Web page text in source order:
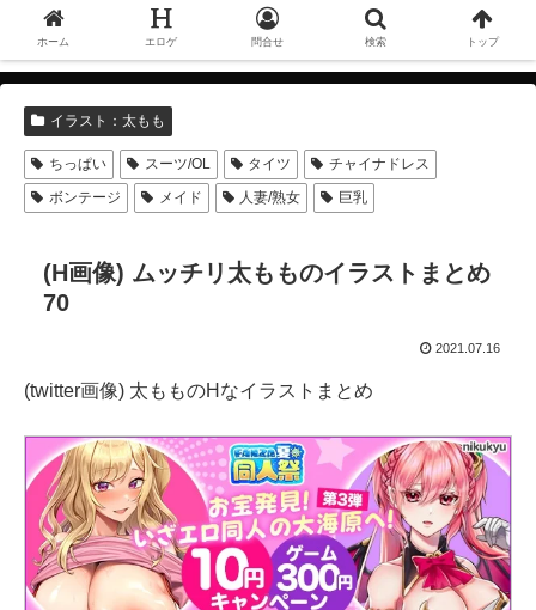
イラスト：太もも
ちっぱい スーツ/OL タイツ
チャイナドレス
ボンテージ
メイド 人妻/熟女 巨乳
(H画像) ムッチリ太もものイラストまとめ
70
2021.07.16
(twitter画像) 太もものHなイラストまとめ
ホーム エロゲ 問合せ 検索 トップ